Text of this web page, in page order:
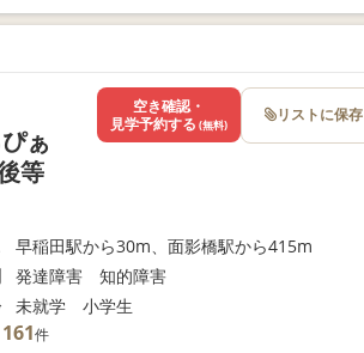
い。
ぁ
等
早稲田駅から30m、面影橋駅から415m
発達障害 知的障害
未就学 小学生
161件
空き確認・
見学予約する (無料) リストに保存